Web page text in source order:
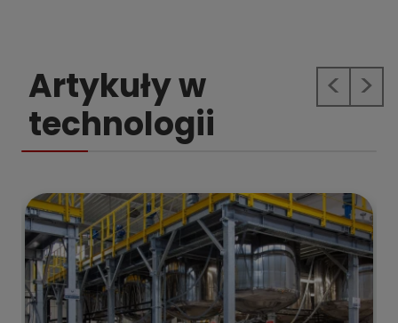
Artykuły w
technologii
PreviousNext